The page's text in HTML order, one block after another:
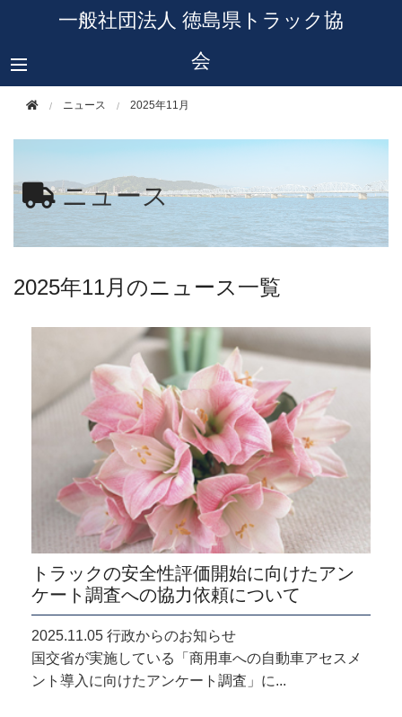
一般社団法人 徳島県トラック協
会
ニュース 2025年11月
ニュース
2025年11月のニュース一覧
トラックの安全性評価開始に向けたアン
ケート調査への協力依頼について
2025.11.05 行政からのお知らせ
国交省が実施している「商用車への自動車アセスメ
ント導入に向けたアンケート調査」に...